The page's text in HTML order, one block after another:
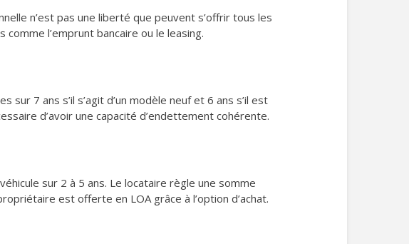
n’est pas une liberté que peuvent s’offrir tous les
l’emprunt bancaire ou le leasing.
7 ans s’il s’agit d’un modèle neuf et 6 ans s’il est
d’avoir une capacité d’endettement cohérente.
sur 2 à 5 ans. Le locataire règle une somme
est offerte en LOA grâce à l’option d’achat.